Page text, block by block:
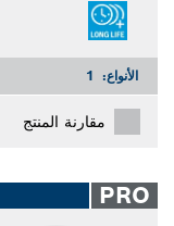
الأنواع: 1
مقارنة المنتج
PRO